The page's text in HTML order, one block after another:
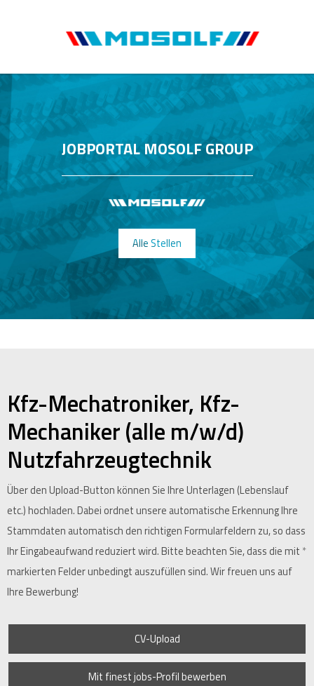
JOBPORTAL MOSOLF GROUP
Alle Stellen
Kfz-Mechatroniker, Kfz-
Mechaniker (alle m/w/d)
Nutzfahrzeugtechnik
Über den Upload-Button können Sie Ihre Unterlagen (Lebenslauf
etc.) hochladen. Dabei ordnet unsere automatische Erkennung Ihre
Stammdaten automatisch den richtigen Formularfeldern zu, so dass
Ihr Eingabeaufwand reduziert wird. Bitte beachten Sie, dass die mit *
markierten Felder unbedingt auszufüllen sind. Wir freuen uns auf
Ihre Bewerbung!
CV-Upload
Mit finest jobs-Profil bewerben